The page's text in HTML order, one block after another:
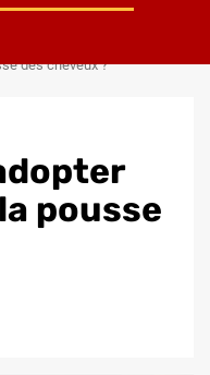
des cheveux ?
pousse